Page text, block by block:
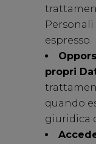
espresso.
propri
quando
giuridica